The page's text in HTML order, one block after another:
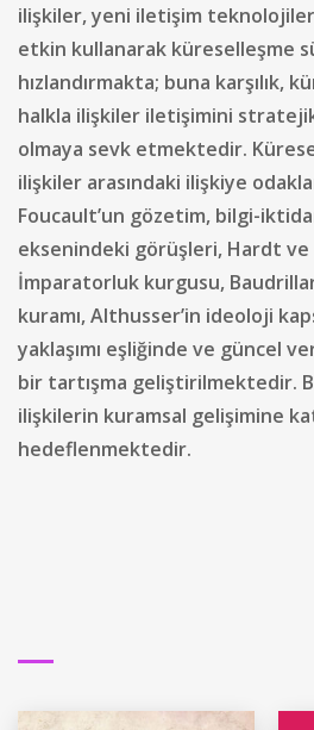
ilişkiler, yeni iletişim
etkin kullanarak küreselleşme
hızlandırmakta; buna karşılık,
halkla ilişkiler iletişimini
olmaya sevk etmektedir.
ilişkiler arasındaki ilişkiye
Foucault’un gözetim, bilgi-
eksenindeki görüşleri, Hardt ve
İmparatorluk kurgusu,
kuramı, Althusser’in ideoloji
yaklaşımı eşliğinde ve güncel
bir tartışma geliştirilmektedir.
ilişkilerin kuramsal gelişimine
hedeflenmektedir.